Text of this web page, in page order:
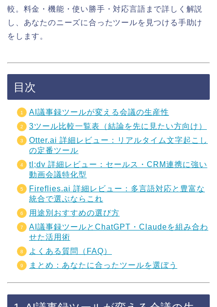
較。料金・機能・使い勝手・対応言語まで詳しく解説
し、あなたのニーズに合ったツールを見つける手助け
をします。
目次
AI議事録ツールが変える会議の生産性
3ツール比較一覧表（結論を先に見たい方向け）
Otter.ai 詳細レビュー：リアルタイム文字起こし
の定番ツール
tl;dv 詳細レビュー：セールス・CRM連携に強い
動画会議特化型
Fireflies.ai 詳細レビュー：多言語対応と豊富な
統合で選ぶならこれ
用途別おすすめの選び方
AI議事録ツールとChatGPT・Claudeを組み合わ
せた活用術
よくある質問（FAQ）
まとめ：あなたに合ったツールを選ぼう